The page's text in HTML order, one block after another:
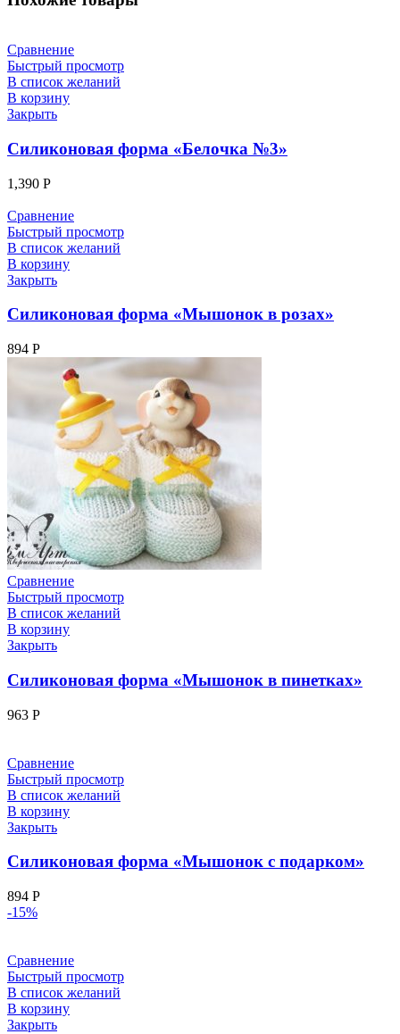
Сравнение
Быстрый просмотр
В список желаний
В корзину
Закрыть
Силиконовая форма «Белочка №3»
1,390 Р
Сравнение
Быстрый просмотр
В список желаний
В корзину
Закрыть
Силиконовая форма «Мышонок в розах»
894 Р
Сравнение
Быстрый просмотр
В список желаний
В корзину
Закрыть
Силиконовая форма «Мышонок в пинетках»
963 Р
Сравнение
Быстрый просмотр
В список желаний
В корзину
Закрыть
Силиконовая форма «Мышонок с подарком»
894 Р
-15%
Сравнение
Быстрый просмотр
В список желаний
В корзину
Закрыть